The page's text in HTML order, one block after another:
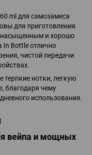
ml для самозамеса
для приготовления
насыщенным и хорошо
Bottle отлично
чистой передачи
терпкие нотки, легкую
благодаря чему
использования.
вейпа и мощных